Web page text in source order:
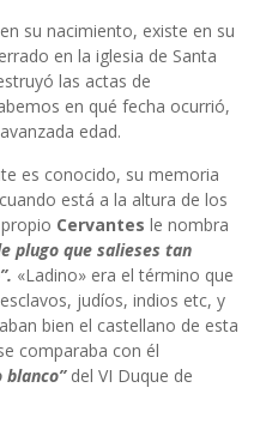
su nacimiento, existe en su
en la iglesia de Santa
las actas de
en qué fecha ocurrió,
edad.
es conocido, su memoria
está a la altura de los
Cervantes le nombra
plugo que salieses tan
«Ladino» era el término que
judíos, indios etc, y
bien el castellano de esta
comparaba con él
blanco”del VI Duque de